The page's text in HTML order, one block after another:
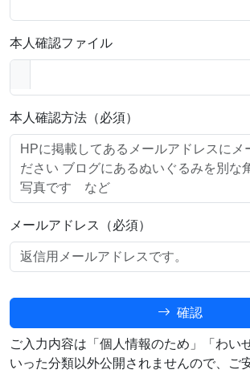
本人確認ファイル
本人確認方法（必須）
メールアドレス（必須）
確認
ご入力内容は「個人情報のため」「わい
いった分類以外公開されませんので、ご